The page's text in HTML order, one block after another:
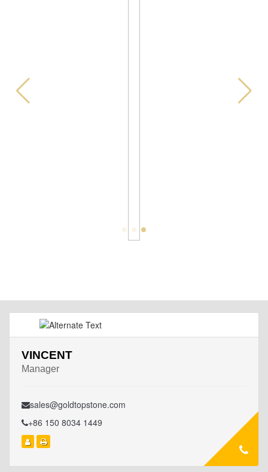
VINCENT
Manager
sales@goldtopstone.com
+86 150 8034 1449